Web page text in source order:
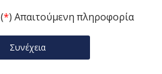
(*) Απαιτούμενη πληροφορία